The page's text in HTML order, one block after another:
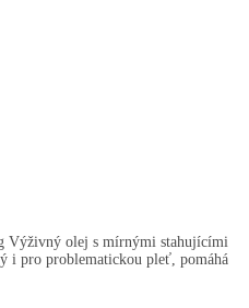
Výživný olej s mírnými stahujícími
i pro problematickou pleť, pomáhá